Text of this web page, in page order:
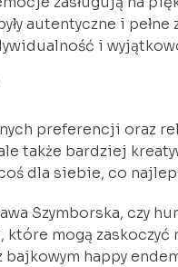
autentyczne i pełne
i
preferencji oraz
także bardziej
dla siebie, co
Szymborska, czy
mogą zaskoczyć
bajkowym happy